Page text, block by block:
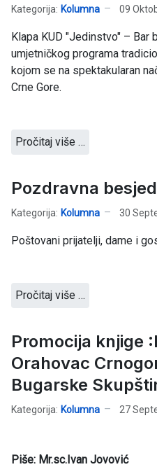
Kategorija: Kolumna 09
Klapa KUD "Jedinstvo" – Bar
umjetničkog programa
kojom se na spektakularan
Crne Gore.
Pročitaj više …
Pozdravna
Kategorija: Kolumna 30
Poštovani prijatelji, dame i
Pročitaj više …
Promocija knjige
Orahovac
Bugarske
Kategorija: Kolumna 27
Piše: Mr.sc.Ivan Jovović